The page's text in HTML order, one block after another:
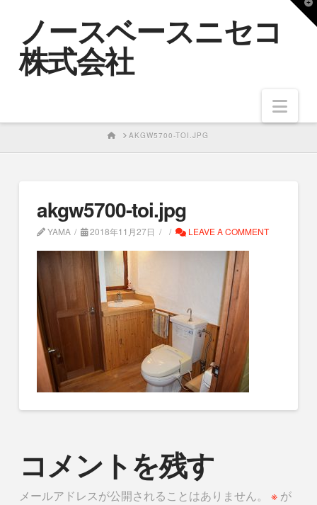
ノースベースニセコ
株式会社
HOMEAKGW5700-TOI.JPG
akgw5700-toi.jpg
YAMA 2018年11月27日 LEAVE A COMMENT
コメントを残す
メールアドレスが公開されることはありません。 ※が